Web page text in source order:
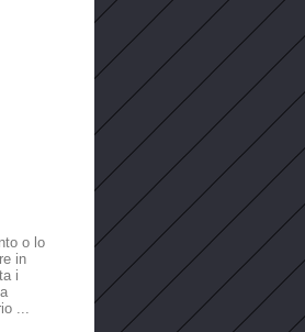
o lo
in
i
...